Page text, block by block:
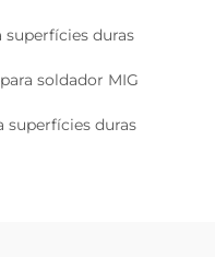
superfícies duras
soldador MIG
superfícies duras